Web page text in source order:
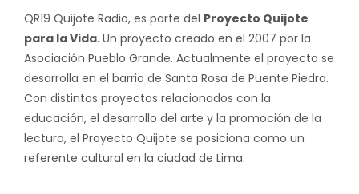
QR19 Quijote Radio, es parte del Proyecto Quijote
para la Vida.Un proyecto creado en el 2007 por la
Asociación Pueblo Grande. Actualmente el proyecto se
desarrolla en el barrio de Santa Rosa de Puente Piedra.
Con distintos proyectos relacionados con la
educación, el desarrollo del arte y la promoción de la
lectura, el Proyecto Quijote se posiciona como un
referente cultural en la ciudad de Lima.